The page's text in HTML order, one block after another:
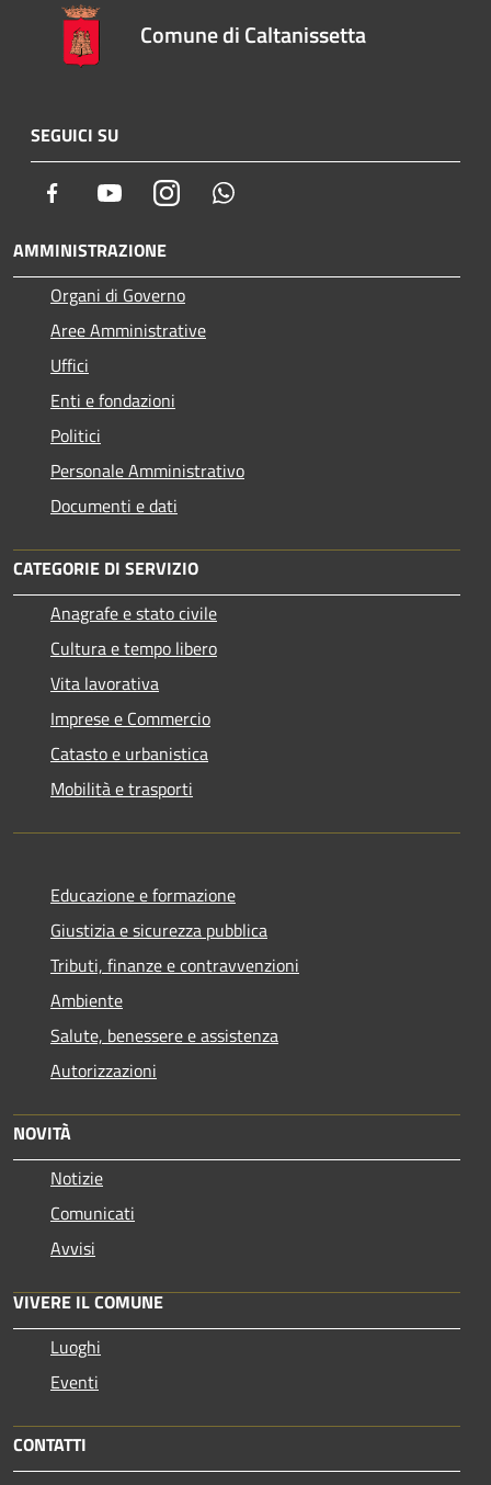
Comune di Caltanissetta
SEGUICI SU
Facebook YoutubeInstagram
AMMINISTRAZIONE
Organi di Governo
Aree Amministrative
Uffici
Enti e fondazioni
Politici
Personale Amministrativo
Documenti e dati
CATEGORIE DI SERVIZIO
Anagrafe e stato civile
Cultura e tempo libero
Vita lavorativa
Imprese e Commercio
Catasto e urbanistica
Mobilità e trasporti
Educazione e formazione
Giustizia e sicurezza pubblica
Tributi, finanze e contravvenzioni
Ambiente
Salute, benessere e assistenza
Autorizzazioni
NOVITÀ
Notizie
Comunicati
Avvisi
VIVERE IL COMUNE
Luoghi
Eventi
CONTATTI